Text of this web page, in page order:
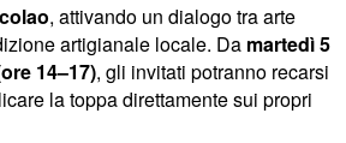
, attivando un dialogo tra arte
artigianale locale. Da martedì 5
14–17), gli invitati potranno recarsi
la toppa direttamente sui propri